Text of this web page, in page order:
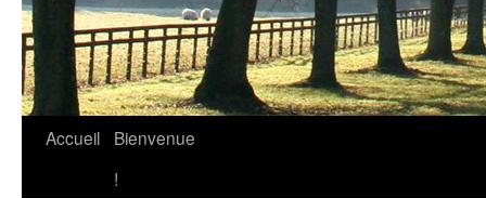
Aller
Accueil
Bienvenue
!